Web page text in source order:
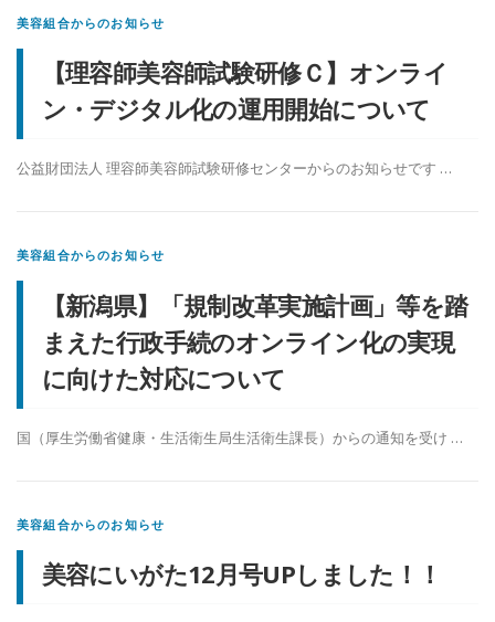
美容組合からのお知らせ
【理容師美容師試験研修Ｃ】オンライ
ン・デジタル化の運用開始について
公益財団法人 理容師美容師試験研修センターからのお知らせです …
美容組合からのお知らせ
【新潟県】「規制改革実施計画」等を踏
まえた行政手続のオンライン化の実現
に向けた対応について
国（厚生労働省健康・生活衛生局生活衛生課長）からの通知を受け …
美容組合からのお知らせ
美容にいがた12月号UPしました！！